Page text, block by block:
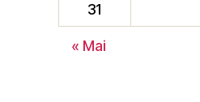
31
« Mai